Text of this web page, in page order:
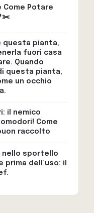
Come Potare
questa pianta,
fuori casa
Quando
questa pianta,
un occhio
il nemico
Come
raccolto
nello sportello
dell’uso: il